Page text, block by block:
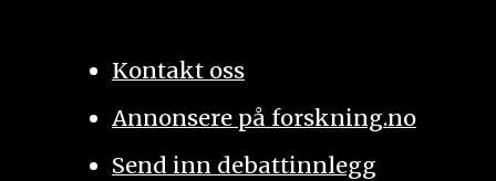
Kontakt oss
Annonsere på forskning.no
Send inn debattinnlegg